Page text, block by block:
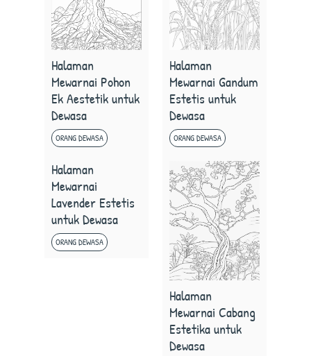
Halaman
Mewarnai Pohon
Ek Aestetik untuk
Dewasa
ORANG DEWASA
Halaman
Mewarnai Gandum
Estetis untuk
Dewasa
ORANG DEWASA
Halaman
Mewarnai
Lavender Estetis
untuk Dewasa
ORANG DEWASA
Halaman
Mewarnai Cabang
Estetika untuk
Dewasa